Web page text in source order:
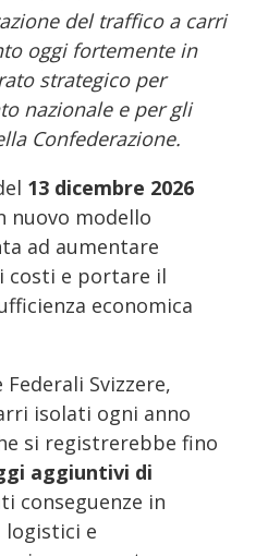
del traffico a carri
oggi fortemente in
strategico per
nazionale e per gli
Confederazione.
13 dicembre 2026
nuovo modello
ad aumentare
costi e portare il
economica
Svizzere,
isolati ogni anno
si registrerebbe fino
aggiuntivi di
conseguenze in
e